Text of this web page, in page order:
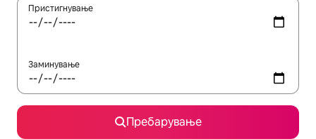
Пристигнување
Заминување
Пребарување